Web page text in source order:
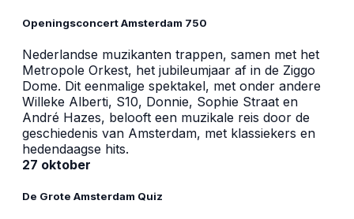
Openingsconcert Amsterdam 750
Nederlandse muzikanten trappen, samen met het
Metropole Orkest, het jubileumjaar af in de Ziggo
Dome. Dit eenmalige spektakel, met onder andere
Willeke Alberti, S10, Donnie, Sophie Straat en
André Hazes, belooft een muzikale reis door de
geschiedenis van Amsterdam, met klassiekers en
hedendaagse hits.
27 oktober
De Grote Amsterdam Quiz